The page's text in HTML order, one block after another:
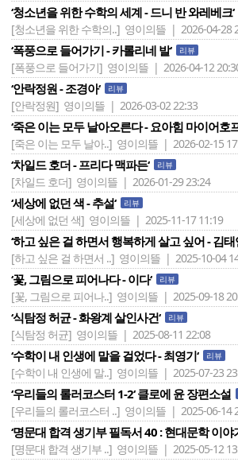
‘청소년을 위한 수학의 세계 - 드니 반 와레베크‘
[청소년을 위한 수학의..] 영이의뜰 | 2026-04-28
‘폭풍으로 들어가기 - 카롤리네 발‘ 리뷰
[폭풍으로 들어가기] 영이의뜰 | 2026-04-12
‘안락정원 - 조경아‘ 리뷰
[안락정원] 영이의뜰 | 2026-03-02 22:33
‘죽은 이는 모두 날아오른다 - 요아힘 마이어호
[죽은 이는 모두 날아..] 영이의뜰 | 2026-02-15
‘차일드 호더 - 프리다 맥파든‘ 리뷰
[차일드 호더] 영이의뜰 | 2026-01-29 23:24
‘세상에 없던 색 - 추설‘ 리뷰
[세상에 없던 색] 영이의뜰 | 2025-11-17 11:19
‘하고 싶은 걸 하면서 행복하게 살고 싶어 - 김태
[하고 싶은 걸 하면서 ..] 영이의뜰 | 2025-10-04
‘꽃, 그림으로 피어나다 - 이다‘ 리뷰
[꽃, 그림으로 피어나..] 영이의뜰 | 2025-09-18
‘식탐정 허균 - 화왕계 살인사건‘ 리뷰
[식탐정 허균] 영이의뜰 | 2025-08-11 22:08
‘수학이 내 인생에 말을 걸었다 - 최영기‘ 리뷰
[수학이 내 인생에 말..] 영이의뜰 | 2025-07-23
‘우리들의 롤러코스터 1-2‘ 클로에 윤 장편소설
[우리들의 롤러코스터 ..] 영이의뜰 | 2025-06-14
‘명문대 합격 생기부 필독서 40 : 현대문학 이야
[명문대 합격 생기부 ..] 영이의뜰 | 2025-05-12